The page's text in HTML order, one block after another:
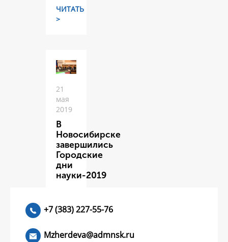
ЧИТАТЬ
>
21
мая
2019
В
Новосибирске
завершились
Городские
дни
науки-2019
+7 (383) 227-55-76
Mzherdeva@admnsk.ru